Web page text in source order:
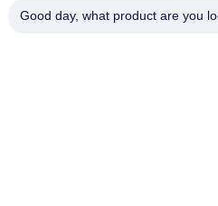
Nº 793 Tongren Road,
Good day, what product are you